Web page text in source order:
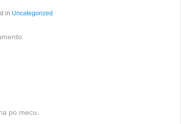
in Uncategorized
po mecu..